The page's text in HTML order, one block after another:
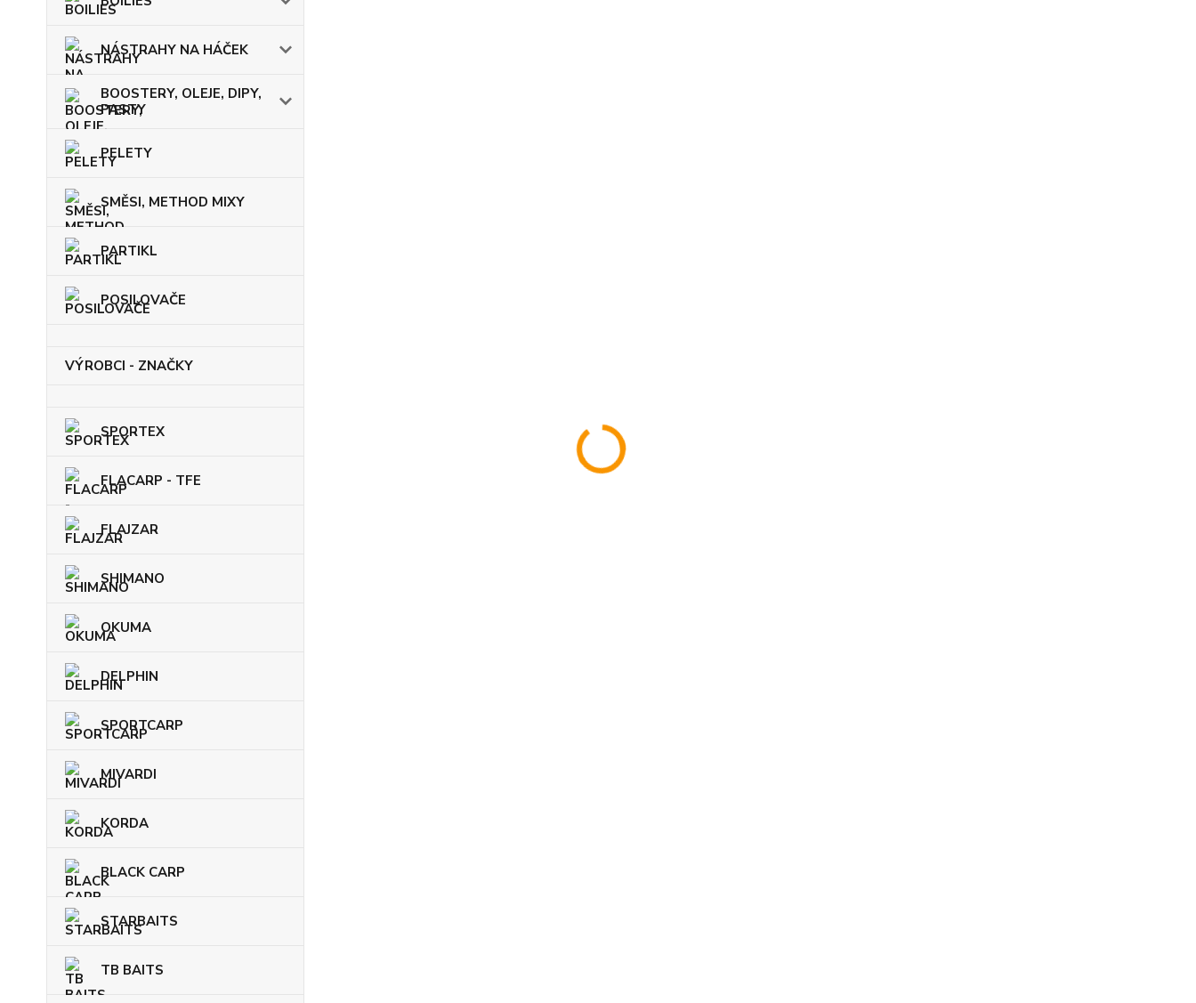
NÁSTRAHY NA HÁČEK
BOOSTERY, OLEJE, DIPY,
PASTY
PELETY
SMĚSI, METHOD MIXY
PARTIKL
POSILOVAČE
VÝROBCI - ZNAČKY
SPORTEX
FLACARP - TFE
FLAJZAR
SHIMANO
OKUMA
DELPHIN
SPORTCARP
MIVARDI
KORDA
BLACK CARP
STARBAITS
TB BAITS